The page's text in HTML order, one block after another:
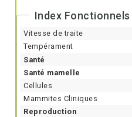
Index Fonctionnels
Vitesse de traite
Tempérament
Santé
Santé mamelle
Cellules
Mammites Cliniques
Reproduction